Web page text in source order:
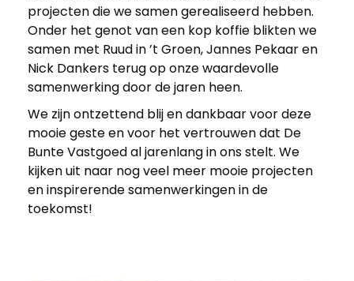
projecten die we samen gerealiseerd hebben.
Onder het genot van een kop koffie blikten we
samen met Ruud in ’t Groen, Jannes Pekaar en
Nick Dankers terug op onze waardevolle
samenwerking door de jaren heen.
We zijn ontzettend blij en dankbaar voor deze
mooie geste en voor het vertrouwen dat De
Bunte Vastgoed al jarenlang in ons stelt. We
kijken uit naar nog veel meer mooie projecten
en inspirerende samenwerkingen in de
toekomst!